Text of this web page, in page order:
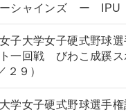
シャインズ ー IPU
子大学女子硬式野球
一回戦 びわこ成蹊
９）
学女子硬式野球選手